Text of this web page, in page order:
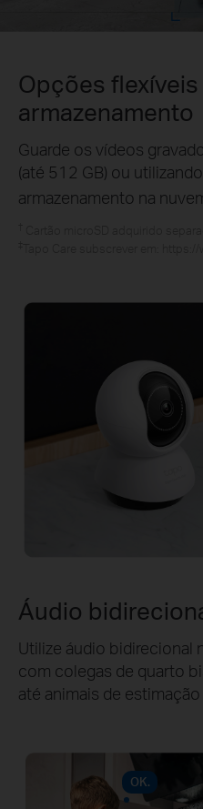
Opções flexíveis
armazenamento
Guarde os vídeos
(até 512 GB) ou
armazenamento na
Áudio
Utilize áudio bidirecional
com colegas de quarto
até animais de
OK.